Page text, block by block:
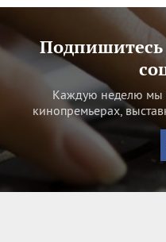
Подпишитесь
Каждую неделю мы
кинопремьерах,